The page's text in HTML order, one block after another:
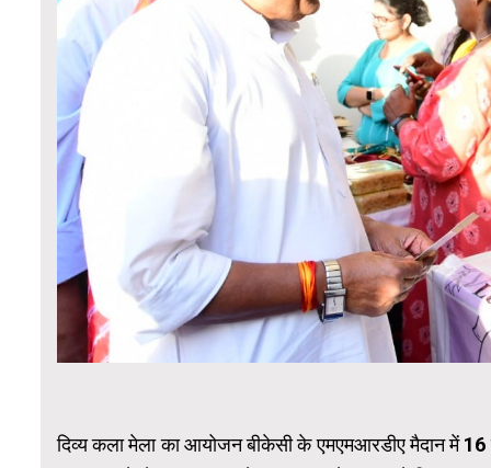
दिव्य कला मेला का आयोजन बीकेसी के एमएमआरडीए मैदान में